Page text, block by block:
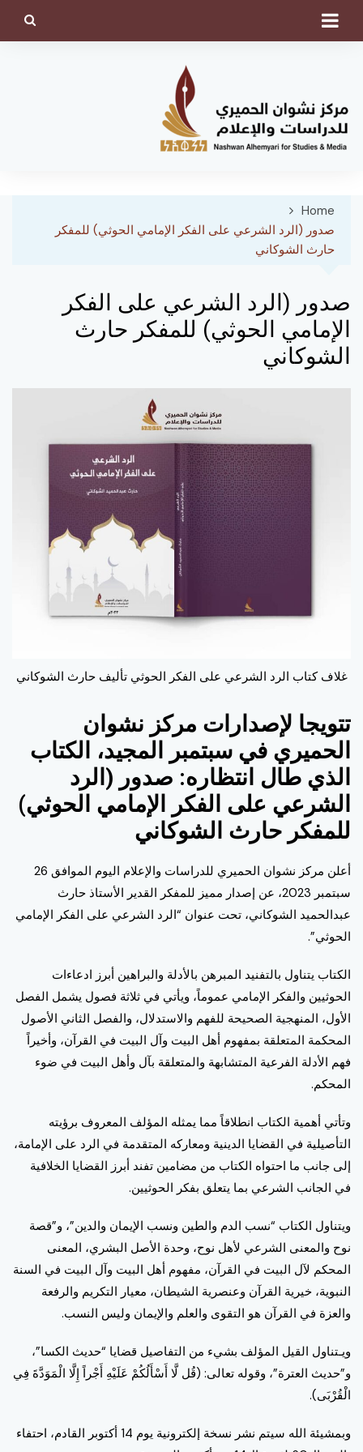
Home
صدور (الرد الشرعي على الفكر الإمامي الحوثي) للمفكر
حارث الشوكاني
صدور (الرد الشرعي على الفكر
الإمامي الحوثي) للمفكر حارث
الشوكاني
غلاف كتاب الرد الشرعي على الفكر الحوثي تأليف حارث الشوكاني
تتويجا لإصدارات مركز نشوان
الحميري في سبتمبر المجيد، الكتاب
الذي طال انتظاره: صدور (الرد
الشرعي على الفكر الإمامي الحوثي)
للمفكر حارث الشوكاني
أعلن مركز نشوان الحميري للدراسات والإعلام اليوم الموافق 26
سبتمبر 2023، عن إصدار مميز للمفكر القدير الأستاذ حارث
عبدالحميد الشوكاني، تحت عنوان “الرد الشرعي على الفكر الإمامي
الحوثي”.
الكتاب يتناول بالتفنيد المبرهن بالأدلة والبراهين أبرز ادعاءات
الحوثيين والفكر الإمامي عموماً، ويأتي في ثلاثة فصول يشمل الفصل
الأول، المنهجية الصحيحة للفهم والاستدلال، والفصل الثاني الأصول
المحكمة المتعلقة بمفهوم أهل البيت وآل البيت في القرآن، وأخيراً
فهم الأدلة الفرعية المتشابهة والمتعلقة بآل وأهل البيت في ضوء
المحكم.
وتأتي أهمية الكتاب انطلاقاً مما يمثله المؤلف المعروف برؤيته
التأصيلية في القضايا الدينية ومعاركه المتقدمة في الرد على الإمامة،
إلى جانب ما احتواه الكتاب من مضامين تفند أبرز القضايا الخلافية
في الجانب الشرعي بما يتعلق بفكر الحوثيين.
ويتناول الكتاب “نسب الدم والطين ونسب الإيمان والدين”، و”قصة
نوح والمعنى الشرعي لأهل نوح، وحدة الأصل البشري، المعنى
المحكم لآل البيت في القرآن، مفهوم أهل البيت وآل البيت في السنة
النبوية، خيرية القرآن وعنصرية الشيطان، معيار التكريم والرفعة
والعزة في القرآن هو التقوى والعلم والإيمان وليس النسب.
ويـتناول القيل المؤلف بشيء من التفاصيل قضايا “حديث الكسا”،
و”حديث العترة”، وقوله تعالى: (قُل لَّا أَسْأَلُكُمْ عَلَيْهِ أَجْراً إِلَّا الْمَوَدَّةَ فِي
الْقُرْبَى).
وبمشيئة الله سيتم نشر نسخة إلكترونية يوم 14 أكتوبر القادم، احتفاء